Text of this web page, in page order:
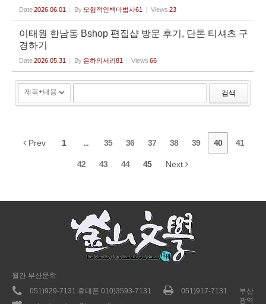
Date2026.06.01 By 모험적인백마법사61 Views 23
이태원 한남동 Bshop 편집샵 방문 후기, 단톤 티셔츠 구
경하기
Date2026.05.31 By은하의서리81 Views 66
검색
Prev 1 ... 35 36 37 38 39 40 41
42 43 44 45 Next
월간 부산문학
051)929-7131 휴대폰 010)3593-7131
051)917-7131
부산
광역